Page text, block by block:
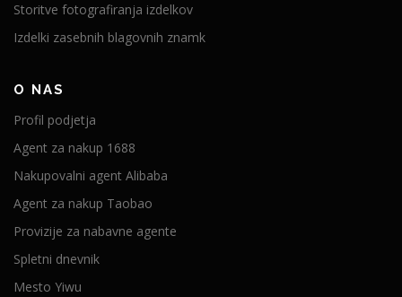
Storitve fotografiranja izdelkov
Izdelki zasebnih blagovnih znamk
O NAS
Profil podjetja
Agent za nakup 1688
Nakupovalni agent Alibaba
Agent za nakup Taobao
Provizije za nabavne agente
Spletni dnevnik
Mesto Yiwu